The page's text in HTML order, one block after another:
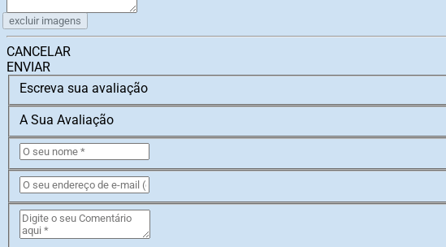
excluir imagens
CANCELAR
ENVIAR
Escreva sua avaliação
A Sua Avaliação